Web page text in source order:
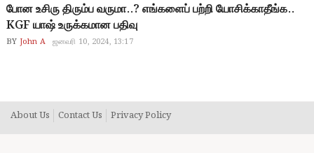
போன உசிரு திரும்ப வருமா..? எங்களைப் பற்றி யோசிக்காதீங்க..
KGF யாஷ் உருக்கமான பதிவு
BY John A ஜனவரி 10, 2024, 13:17
About Us Contact Us Privacy Policy